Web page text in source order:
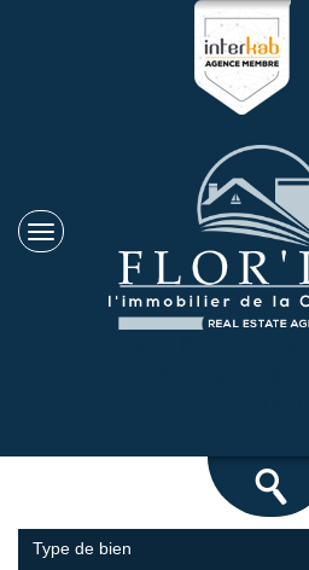
Type de bien